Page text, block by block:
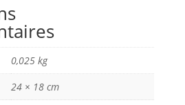
0,025 kg
24 × 18 cm